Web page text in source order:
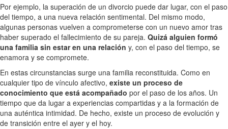
Por ejemplo, la superación de un divorcio puede dar lugar, con el paso
del tiempo, a una nueva relación sentimental. Del mismo modo,
algunas personas vuelven a comprometerse con un nuevo amor tras
haber superado el fallecimiento de su pareja. Quizá alguien formó
una familia sin estar en una relación y, con el paso del tiempo, se
enamora y se compromete.
En estas circunstancias surge una familia reconstituida. Como en
cualquier tipo de vínculo afectivo, existe un proceso de
conocimiento que está acompañado por el paso de los años. Un
tiempo que da lugar a experiencias compartidas y a la formación de
una auténtica intimidad. De hecho, existe un proceso de evolución y
de transición entre el ayer y el hoy.